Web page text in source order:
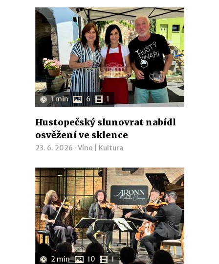
1 min 6 1
Hustopečský slunovrat nabídl
osvěžení ve sklence
23. 6. 2026 · Víno Kultura
2 min 10 1